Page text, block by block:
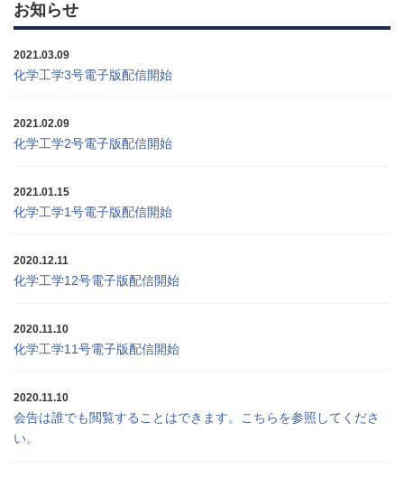
お知らせ
2021.03.09
化学工学3号電子版配信開始
2021.02.09
化学工学2号電子版配信開始
2021.01.15
化学工学1号電子版配信開始
2020.12.11
化学工学12号電子版配信開始
2020.11.10
化学工学11号電子版配信開始
2020.11.10
会告は誰でも閲覧することはできます。こちらを参照してくださ
い。